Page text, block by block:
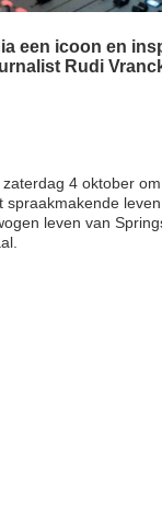
een icoon en
Rudi
4 oktober
leven van